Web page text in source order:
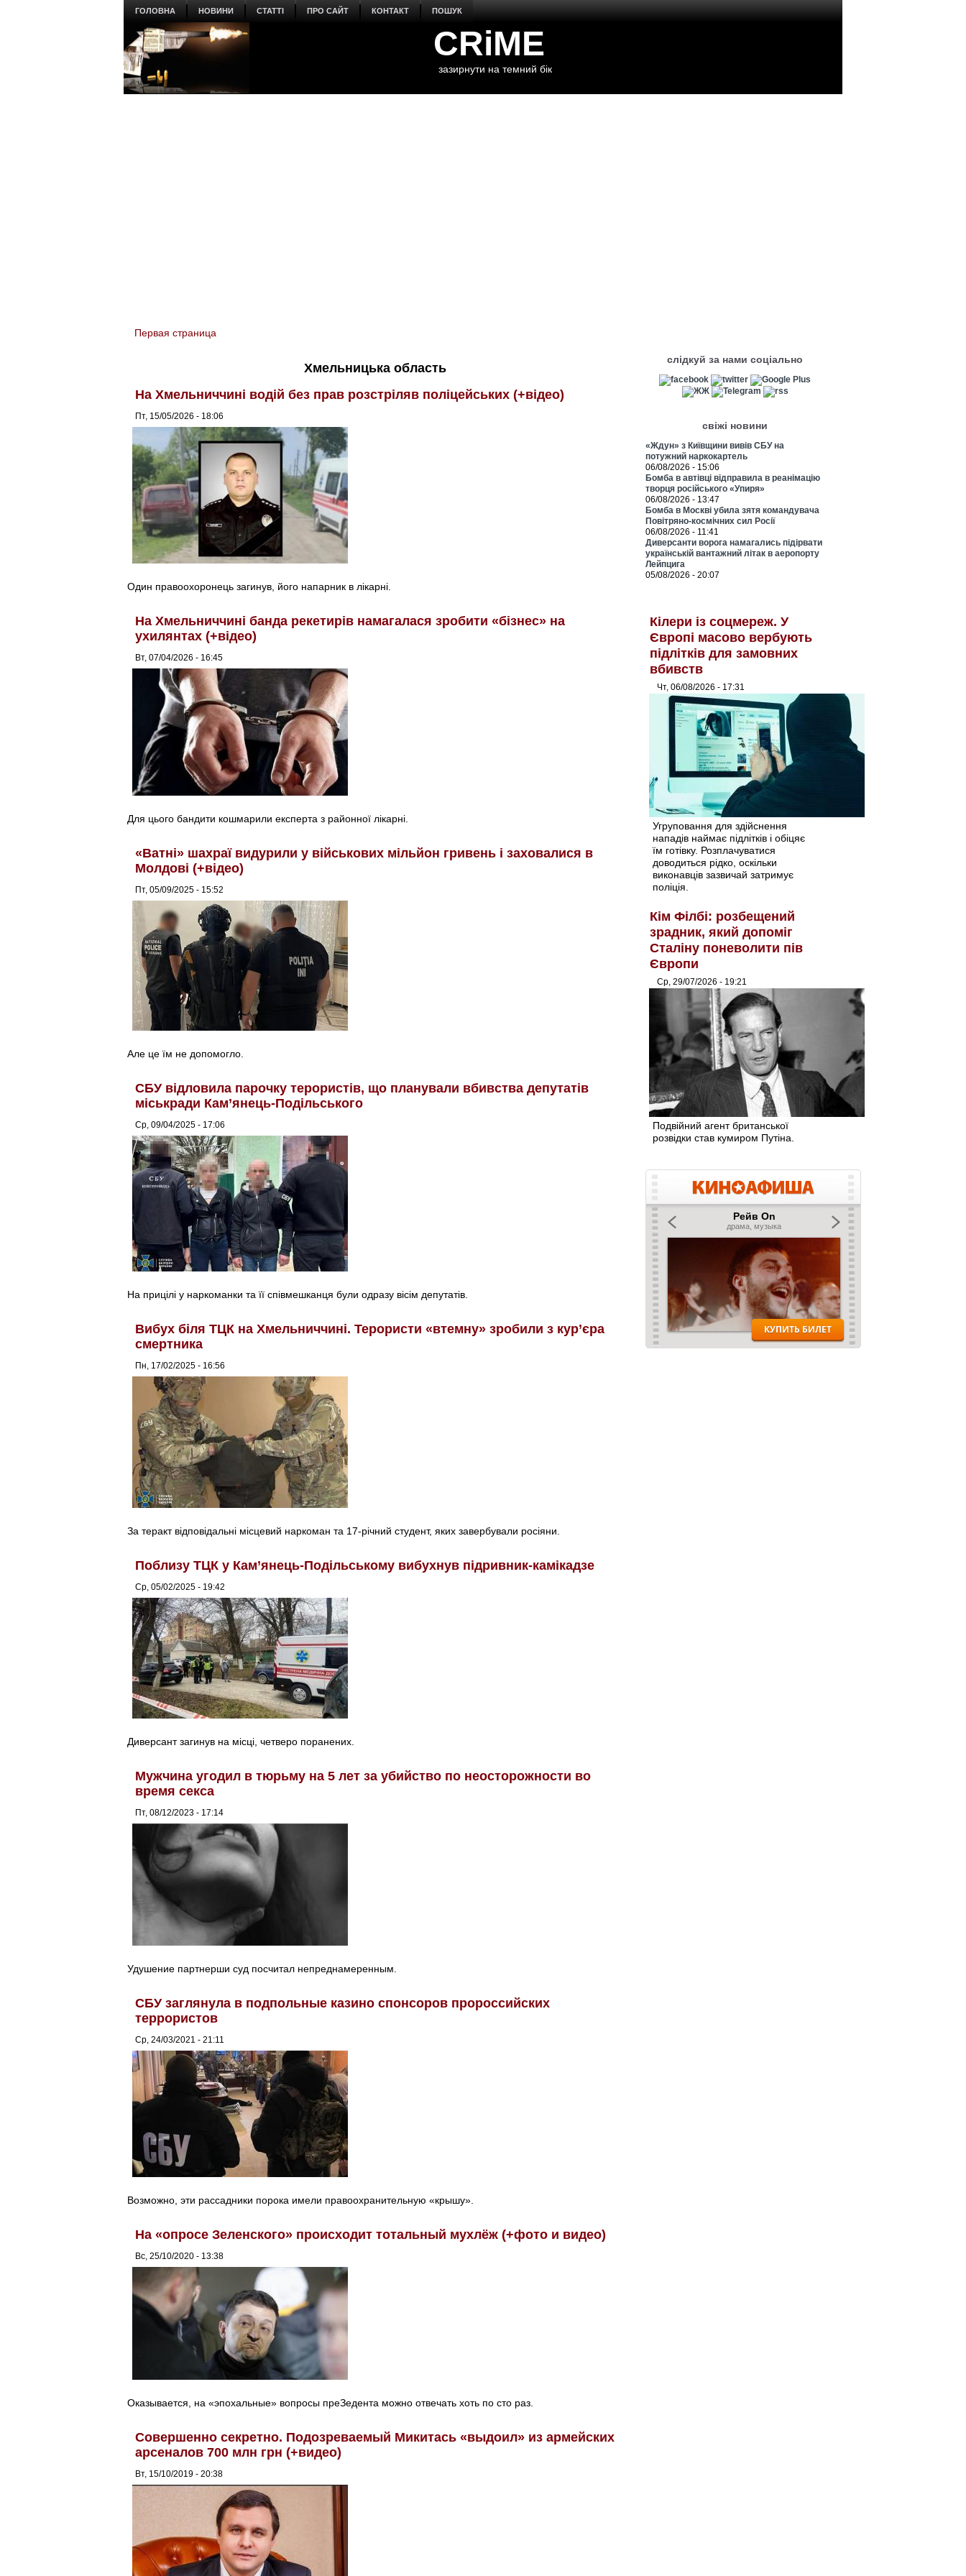
ГОЛОВНА НОВИНИ СТАТТІ ПРО САЙТ КОНТАКТ ПОШУК
CRiME
зазирнути на темний бік
You are here
Первая страница
Хмельницька область
На Хмельниччині водій без прав розстріляв поліцейських (+відео)
Пт, 15/05/2026 - 18:06
Один правоохоронець загинув, його напарник в лікарні.
На Хмельниччині банда рекетирів намагалася зробити «бізнес» на
ухилянтах (+відео)
Вт, 07/04/2026 - 16:45
Для цього бандити кошмарили експерта з районної лікарні.
«Ватні» шахраї видурили у військових мільйон гривень і заховалися в
Молдові (+відео)
Пт, 05/09/2025 - 15:52
Але це їм не допомогло.
СБУ відловила парочку терористів, що планували вбивства депутатів
міськради Кам’янець-Подільського
Ср, 09/04/2025 - 17:06
На прицілі у наркоманки та її співмешканця були одразу вісім депутатів.
Вибух біля ТЦК на Хмельниччині. Терористи «втемну» зробили з кур’єра
смертника
Пн, 17/02/2025 - 16:56
За теракт відповідальні місцевий наркоман та 17-річний студент, яких завербували росіяни.
Поблизу ТЦК у Кам’янець-Подільському вибухнув підривник-камікадзе
Ср, 05/02/2025 - 19:42
Диверсант загинув на місці, четверо поранених.
Мужчина угодил в тюрьму на 5 лет за убийство по неосторожности во
время секса
Пт, 08/12/2023 - 17:14
Удушение партнерши суд посчитал непреднамеренным.
СБУ заглянула в подпольные казино спонсоров пророссийских
террористов
Ср, 24/03/2021 - 21:11
Возможно, эти рассадники порока имели правоохранительную «крышу».
На «опросе Зеленского» происходит тотальный мухлёж (+фото и видео)
Вс, 25/10/2020 - 13:38
Оказывается, на «эпохальные» вопросы преЗедента можно отвечать хоть по сто раз.
Совершенно секретно. Подозреваемый Микитась «выдоил» из армейских
арсеналов 700 млн грн (+видео)
Вт, 15/10/2019 - 20:38
слідкуй за нами соціально
свіжі новини
«Ждун» з Київщини вивів СБУ на
потужний наркокартель
06/08/2026 - 15:06
Бомба в автівці відправила в реанімацію
творця російського «Упиря»
06/08/2026 - 13:47
Бомба в Москві убила зятя командувача
Повітряно-космічних сил Росії
06/08/2026 - 11:41
Диверсанти ворога намагались підірвати
українській вантажний літак в аеропорту
Лейпцига
05/08/2026 - 20:07
Кілери із соцмереж. У
Європі масово вербують
підлітків для замовних
вбивств
Чт, 06/08/2026 - 17:31
Угруповання для здійснення
нападів наймає підлітків і обіцяє
їм готівку. Розплачуватися
доводиться рідко, оскільки
виконавців зазвичай затримує
поліція.
Кім Філбі: розбещений
зрадник, який допоміг
Сталіну поневолити пів
Європи
Ср, 29/07/2026 - 19:21
Подвійний агент британської
розвідки став кумиром Путіна.